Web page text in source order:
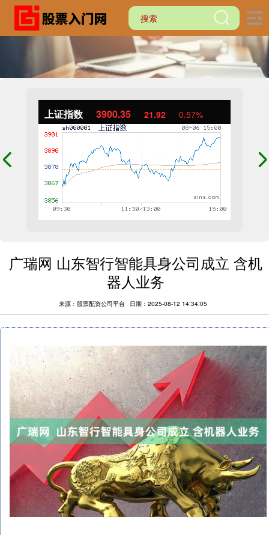
上证指数 3900.35 21.92 0.57%
广瑞网 山东智行智能具身公司成立 含机
器人业务
来源：股票配资公司平台 日期：2025-08-12 14:34:05